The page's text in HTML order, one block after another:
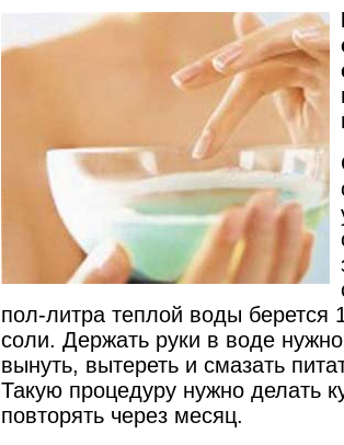
пол-литра теплой воды берется
соли. Держать руки в воде
вынуть, вытереть и смазать
Такую процедуру нужно делать
повторять через месяц.